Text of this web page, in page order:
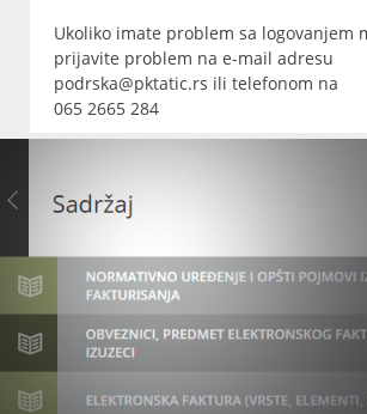
Ukoliko imate problem sa logovanjem
prijavite problem na e-mail adresu
podrska@pktatic.rs ili telefonom na
065 2665 284